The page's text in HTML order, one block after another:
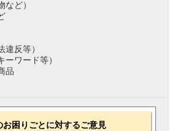
など）
違反等）
ーワード等）
品
お困りごとに対するご意見